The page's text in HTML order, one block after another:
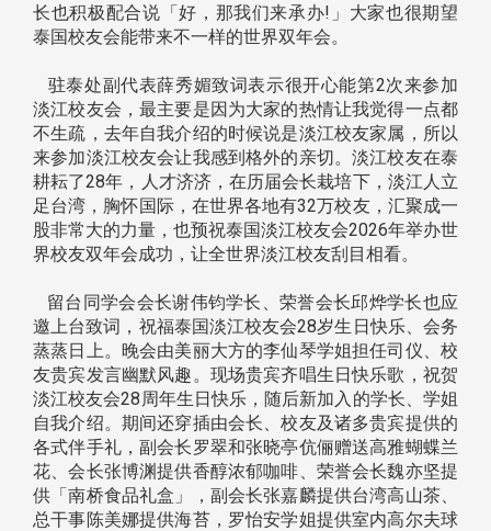
长也积极配合说「好，那我们来承办!」大家也很期望
泰国校友会能带来不一样的世界双年会。
驻泰处副代表薛秀媚致词表示很开心能第2次来参加
淡江校友会，最主要是因为大家的热情让我觉得一点都
不生疏，去年自我介绍的时候说是淡江校友家属，所以
来参加淡江校友会让我感到格外的亲切。淡江校友在泰
耕耘了28年，人才济济，在历届会长栽培下，淡江人立
足台湾，胸怀国际，在世界各地有32万校友，汇聚成一
股非常大的力量，也预祝泰国淡江校友会2026年举办世
界校友双年会成功，让全世界淡江校友刮目相看。
留台同学会会长谢伟钧学长、荣誉会长邱烨学长也应
邀上台致词，祝福泰国淡江校友会28岁生日快乐、会务
蒸蒸日上。晚会由美丽大方的李仙琴学姐担任司仪、校
友贵宾发言幽默风趣。现场贵宾齐唱生日快乐歌，祝贺
淡江校友会28周年生日快乐，随后新加入的学长、学姐
自我介绍。期间还穿插由会长、校友及诸多贵宾提供的
各式伴手礼，副会长罗翠和张晓亭伉俪赠送高雅蝴蝶兰
花、会长张博渊提供香醇浓郁咖啡、荣誉会长魏亦坚提
供「南桥食品礼盒」，副会长张嘉麟提供台湾高山茶、
总干事陈美娜提供海苔，罗怡安学姐提供室内高尔夫球